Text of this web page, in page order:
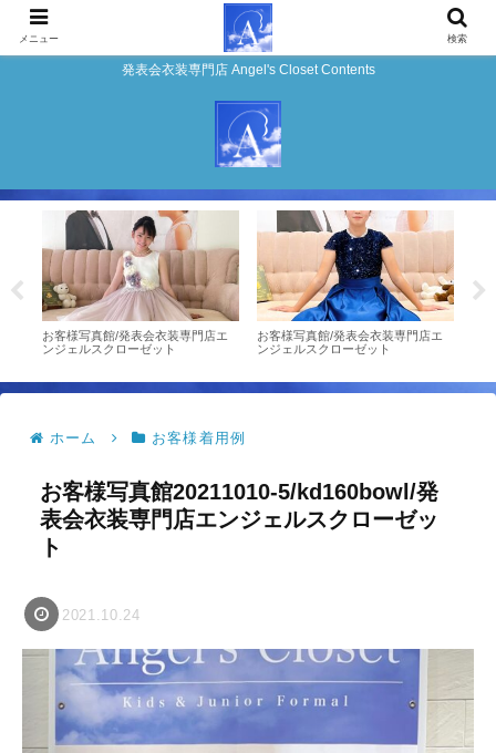
発表会衣装専門店 Angel's Closet Contents
お客様写真館/発表会衣装専門店エ
ンジェルスクローゼット
お客様写真館/発表会衣装専門店エ
ンジェルスクローゼット
ホーム お客様着用例
お客様写真館20211010-5/kd160bowl/発
表会衣装専門店エンジェルスクローゼッ
ト
2021.10.24
メニュー 検索